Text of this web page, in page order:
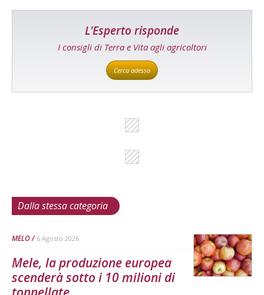
L'Esperto risponde
I consigli di Terra e Vita agli agricoltori
Cerca adesso
Dalla stessa categoria
MELO 6 Agosto 2026
Mele, la produzione europea
scenderà sotto i 10 milioni di